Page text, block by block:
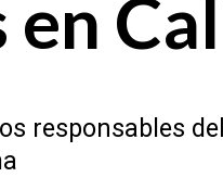
en
responsables